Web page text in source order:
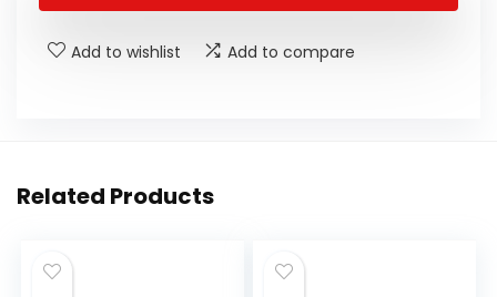
Add to wishlist Add to compare
Related Products